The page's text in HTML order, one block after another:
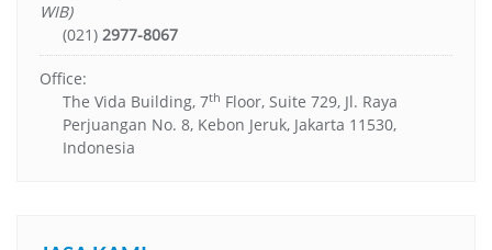
WIB)
(021) 2977-8067
Office:
The Vida Building, 7th Floor, Suite 729, Jl. Raya
Perjuangan No. 8, Kebon Jeruk, Jakarta 11530,
Indonesia